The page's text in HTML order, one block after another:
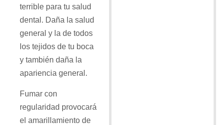
terrible para tu salud
dental. Daña la salud
general y la de todos
los tejidos de tu boca
y también daña la
apariencia general.
Fumar con
regularidad provocará
el amarillamiento de